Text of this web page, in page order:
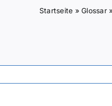
Startseite »Glossar